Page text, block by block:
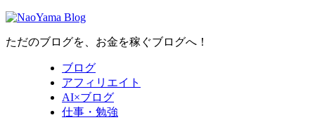
ただのブログを、お金を稼ぐブログへ！
ブログ
アフィリエイト
AI×ブログ
仕事・勉強